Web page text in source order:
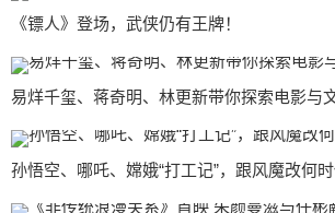
《镖人》登场，武侠仍有王牌！
易烊千玺、蒋奇明、林更新带你探索电影与
孙悟空、哪吒、嫦娥“打工记”，跟风魔改何时